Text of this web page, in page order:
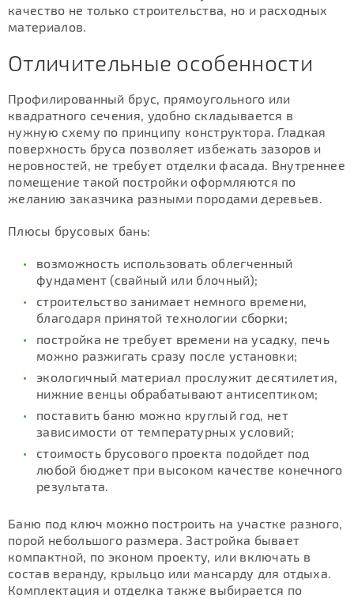
качество не только строительства, но и расходных
материалов.
Отличительные особенности
Профилированный брус, прямоугольного или
квадратного сечения, удобно складывается в
нужную схему по принципу конструктора. Гладкая
поверхность бруса позволяет избежать зазоров и
неровностей, не требует отделки фасада. Внутреннее
помещение такой постройки оформляются по
желанию заказчика разными породами деревьев.
Плюсы брусовых бань:
возможность использовать облегченный
фундамент (свайный или блочный);
строительство занимает немного времени,
благодаря принятой технологии сборки;
постройка не требует времени на усадку, печь
можно разжигать сразу после установки;
экологичный материал прослужит десятилетия,
нижние венцы обрабатывают антисептиком;
поставить баню можно круглый год, нет
зависимости от температурных условий;
стоимость брусового проекта подойдет под
любой бюджет при высоком качестве конечного
результата.
Баню под ключ можно построить на участке разного,
порой небольшого размера. Застройка бывает
компактной, по эконом проекту, или включать в
состав веранду, крыльцо или мансарду для отдыха.
Комплектация и отделка также выбирается по